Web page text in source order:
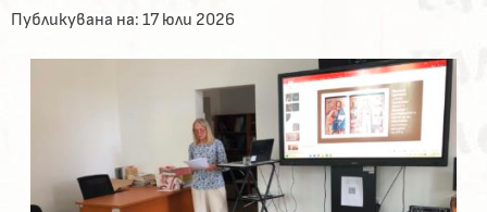
Публикувана на: 17 юли 2026